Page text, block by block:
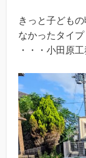
きっと子ども
なかったタイプ
・・・小田原